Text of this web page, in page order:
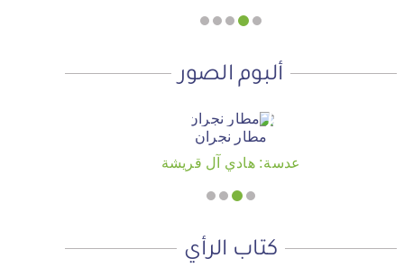
ألبوم الصور
مطار نجران
عدسة: هادي آل قريشة
كتاب الرأي